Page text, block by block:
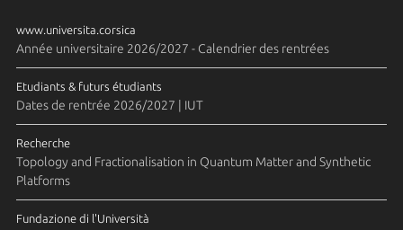
www.universita.corsica
Année universitaire 2026/2027 - Calendrier des rentrées
Etudiants & futurs étudiants
Dates de rentrée 2026/2027 | IUT
Recherche
Topology and Fractionalisation in Quantum Matter and Synthetic
Platforms
Fundazione di l'Università